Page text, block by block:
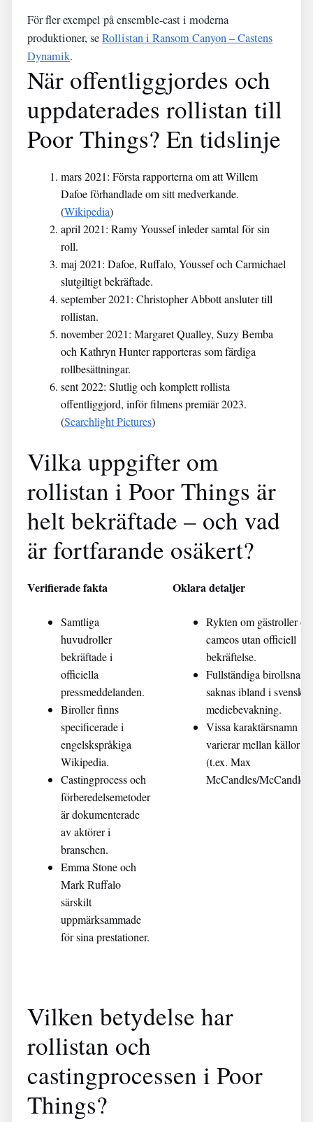
För fler exempel på ensemble-cast i moderna
produktioner, seRollistan i Ransom Canyon – Castens
Dynamik.
När offentliggjordes och
uppdaterades rollistan till
Poor Things? En tidslinje
mars 2021: Första rapporterna om att Willem
Dafoe förhandlade om sitt medverkande.
(Wikipedia)
april 2021: Ramy Youssef inleder samtal för sin
roll.
maj 2021: Dafoe, Ruffalo, Youssef och Carmichael
slutgiltigt bekräftade.
september 2021: Christopher Abbott ansluter till
rollistan.
november 2021: Margaret Qualley, Suzy Bemba
och Kathryn Hunter rapporteras som färdiga
rollbesättningar.
sent 2022: Slutlig och komplett rollista
offentliggjord, inför filmens premiär 2023.
(Searchlight Pictures)
Vilka uppgifter om
rollistan i Poor Things är
helt bekräftade – och vad
är fortfarande osäkert?
Verifierade fakta
Samtliga
huvudroller
bekräftade i
officiella
pressmeddelanden.
Biroller finns
specificerade i
engelskspråkiga
Wikipedia.
Castingprocess och
förberedelsemetoder
är dokumenterade
av aktörer i
branschen.
Emma Stone och
Mark Ruffalo
särskilt
uppmärksammade
för sina prestationer.
Oklara detaljer
Rykten om gästroller
cameos utan officiell
bekräftelse.
Fullständiga
saknas ibland i svensk
mediebevakning.
Vissa karaktärsnamn
varierar mellan källor
(t.ex. Max
McCandles/
Vilken betydelse har
rollistan och
castingprocessen i Poor
Things?